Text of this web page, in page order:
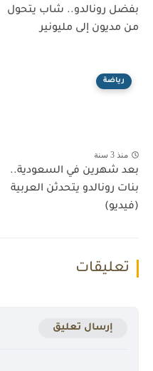
بفضل رونالدو.. شاب يتحول
من مديون إلى مليونير
رياضة
منذ 3 سنة
بعد شهرين في السعودية..
بنات رونالدو يتحدثن العربية
(فيديو)
تعليقات
إرسال تعليق